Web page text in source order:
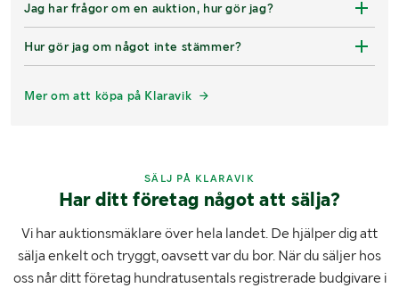
Jag har frågor om en auktion, hur gör jag?
Hur gör jag om något inte stämmer?
Mer om att köpa på Klaravik
SÄLJ PÅ KLARAVIK
Har ditt företag något att sälja?
Vi har auktionsmäklare över hela landet. De hjälper dig att
sälja enkelt och tryggt, oavsett var du bor. När du säljer hos
oss når ditt företag hundratusentals registrerade budgivare i